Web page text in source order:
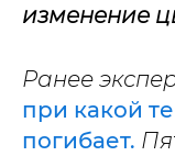
изменение
Ранее
при какой
погибает.